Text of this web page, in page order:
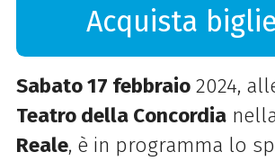
Acquista
Sabato 17 febbraio2024,
Teatro della Concordia
Reale, è in programma lo